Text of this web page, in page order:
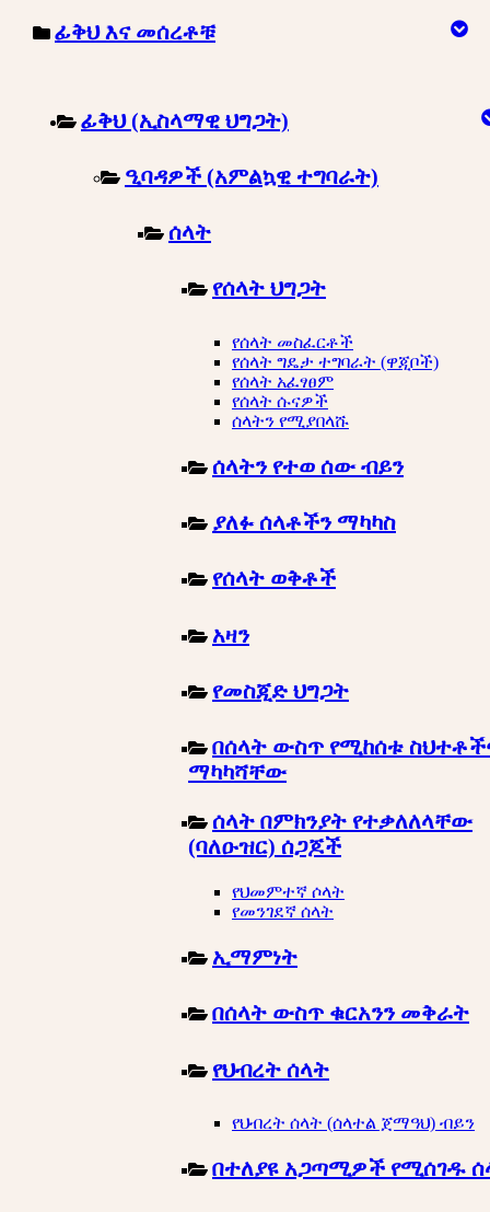
ፊቅህ እና መሰረቶቹ
ፊቅህ (ኢስላማዊ ህግጋት)
ዒባዳዎች (አምልኳዊ ተግባራት)
ሰላት
የሰላት ህግጋት
የሰላት መስፈርቶች
የሰላት ግዴታ ተግባራት (ዋጂቦች)
የሰላት አፈፃፀም
የሰላት ሱናዎች
ሰላትን የሚያበላሹ
ሰላትን የተወ ሰው ብይን
ያለፉ ሰላቶችን ማካካስ
የሰላት ወቅቶች
አዛን
የመስጂድ ህግጋት
በሰላት ውስጥ የሚከሰቱ
ማካካሻቸው
ሰላት በምክንያት የተቃለለላቸው
(ባለዑዝር) ሰጋጆች
የህመምተኛ ሶላት
የመንገደኛ ሰላት
ኢማምነት
በሰላት ውስጥ ቁርአንን መቅራት
የህብረት ሰላት
የህብረት ሰላት (ሰላተል ጀማዓህ) ብይን
በተለያዩ አጋጣሚዎች የሚሰገዱ